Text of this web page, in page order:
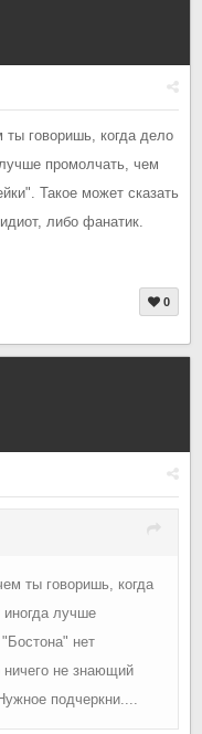
говоришь, когда дело
промолчать, чем
Такое может сказать
либо фанатик.
0
ты говоришь, когда
иногда лучше
нет
ничего не знающий
подчеркни....